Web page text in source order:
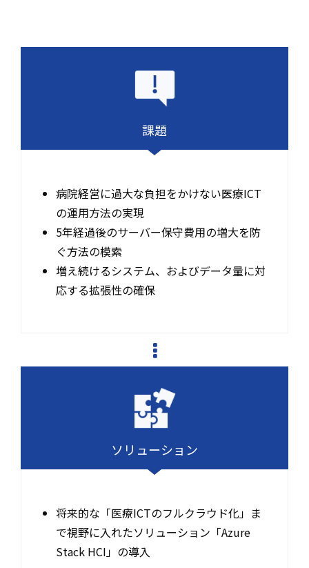
課題
病院経営に過大な負担をかけない医療ICT
の運用方法の実現
5年経過後のサーバー保守費用の増大を防
ぐ方法の模索
増え続けるシステム、およびデータ量に対
応する拡張性の確保
ソリューション
将来的な「医療ICTのフルクラウド化」ま
で視野に入れたソリューション「Azure
Stack HCI」の導入